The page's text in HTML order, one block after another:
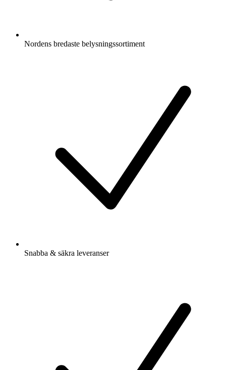
Nordens bredaste belysningssortiment
Snabba & säkra leveranser